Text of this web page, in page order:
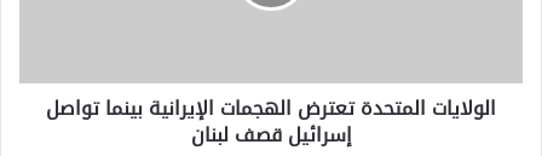
قصف
لبنانالولايات المتحدة تعترض الهجمات الإيرانية بينما تواصل
إسرائيل قصف لبنان